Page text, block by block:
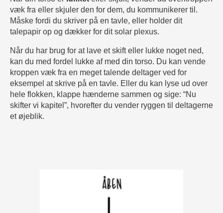
væk fra eller skjuler den for dem, du kommunikerer til.
Måske fordi du skriver på en tavle, eller holder dit
talepapir op og dækker for dit solar plexus.
Når du har brug for at lave et skift eller lukke noget ned,
kan du med fordel lukke af med din torso. Du kan vende
kroppen væk fra en meget talende deltager ved for
eksempel at skrive på en tavle. Eller du kan lyse ud over
hele flokken, klappe hænderne sammen og sige: “Nu
skifter vi kapitel”, hvorefter du vender ryggen til deltagerne
et øjeblik.